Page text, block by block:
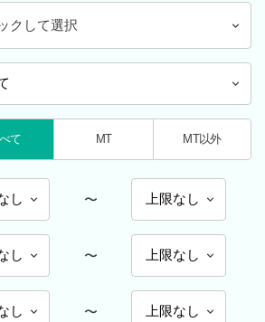
クして選択
て MT MT以外
〜
〜
〜